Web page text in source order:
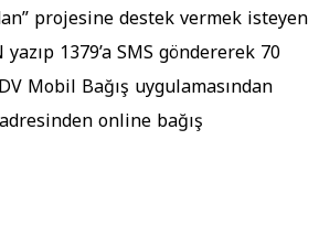
projesine destek vermek isteyen
1379’a SMS göndererek 70
Mobil Bağış uygulamasından
online bağış